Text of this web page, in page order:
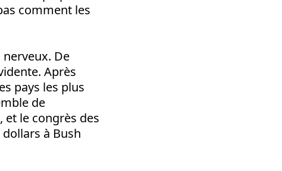
comment les
De
Après
pays les plus
de
et le congrès des
à Bush